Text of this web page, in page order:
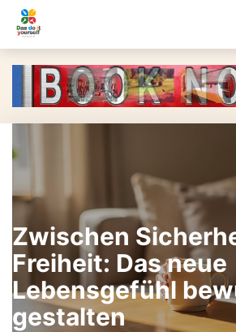
Zwischen
Freiheit: Das neue
Lebensgefühl
gestalten